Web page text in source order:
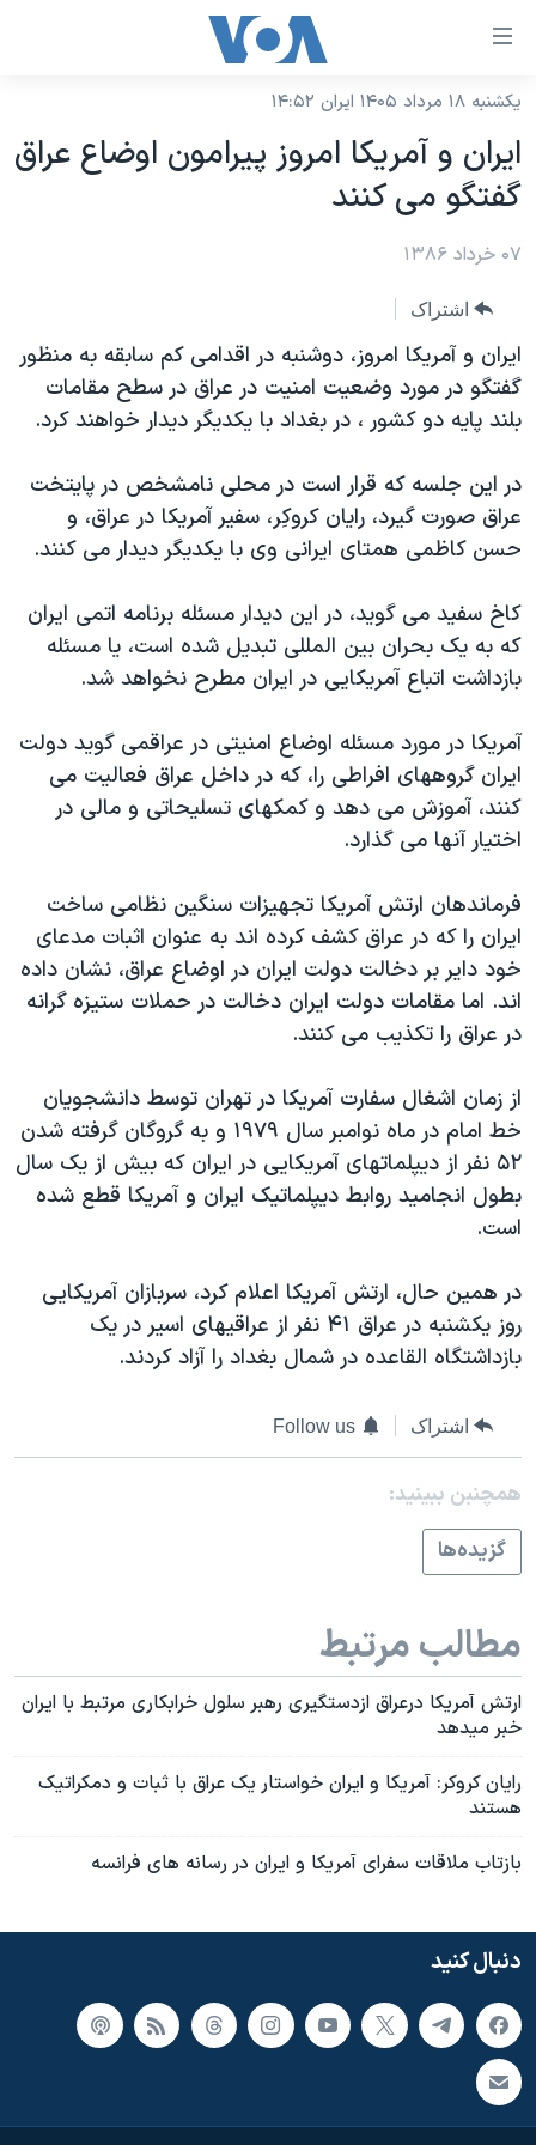
لینکهای
دسترسی
جهش
به
محتوای
اصلی
صفحه
اصلی
جهش
به
جستجو
نسخه سبک وب‌سایت
موضوع ها
ایران
آمریکا
ورزشی
گزیده‌ها
ویژه برنامه‌ها
ویدیوها
فرهنگ و زندگی
حقوق شهروندی
اقتصادی
علم و فناوری
اسرائیل در جنگ
گالری عکس
آرشیو پخش زنده
برنامه های تلویزیونی
جدول برنامه ها
صفحه‌های ویژه
جام جهانی ۲۰۲۶
عملیات خشم حماسی
بایگانی برنامه‌های تلویزیونی
مستندها
انتخابات ریاست جمهوری آمریکا ۲۰۲۴
حمله جمهوری اسلامی به اسرائیل
رمز مهسا
ورزش زنان در ایران
اعتراضات زن، زندگی، آزادی
مجموعه مستندهای دادخواهی
دادگاه حمید نوری
چهل سال گروگان‌گیری
قانون شفافیت دارائی کادر رهبری ایران
اعتراضات مردمی آبان ۹۸
نرگس محمدی برنده جایزه نوبل صلح
همایش محافظه‌کاران آمریکا «سی‌پک»
صفحه‌های ویژه
فرکانس‌های صدای آمریکا
پخش رادیویی
یادگیری زبان انگلیسی
دنبال کنید
یکشنبه ۱۸ مرداد ۱۴۰۵ ایران ۱۴:۵۲
ايران و آمريکا امروز پيرامون اوضاع عراق
گفتگو می کنند
۰۷ خرداد ۱۳۸۶
اشتراک
ايران و آمريکا امروز، دوشنبه در اقدامی کم سابقه به منظور
گفتگو در مورد وضعيت امنيت در عراق در سطح مقامات
بلند پايه دو کشور ، در بغداد با يکديگر ديدار خواهند کرد.
در اين جلسه که قرار است در محلی نامشخص در پايتخت
عراق صورت گيرد، رايان کروکِر، سفير آمريکا در عراق، و
حسن کاظمی همتای ايرانی وی با يکديگر ديدار می کنند.
کاخ سفيد می گويد، در اين ديدار مسئله برنامه اتمی ايران
که به يک بحران بين المللی تبديل شده است، يا مسئله
بازداشت اتباع آمريکايی در ايران مطرح نخواهد شد.
آمريکا در مورد مسئله اوضاع امنيتی در عراقمی گويد دولت
ايران گروههای افراطی را، که در داخل عراق فعاليت می
کنند، آموزش می دهد و کمکهای تسليحاتی و مالی در
اختيار آنها می گذارد.
فرماندهان ارتش آمريکا تجهيزات سنگين نظامی ساخت
ايران را که در عراق کشف کرده اند به عنوان اثبات مدعای
خود داير بر دخالت دولت ايران در اوضاع عراق، نشان داده
اند. اما مقامات دولت ايران دخالت در حملات ستيزه گرانه
در عراق را تکذيب می کنند.
از زمان اشغال سفارت آمريکا در تهران توسط دانشجويان
خط امام در ماه نوامبر سال ۱۹۷۹ و به گروگان گرفته شدن
۵۲ نفر از ديپلماتهای آمريکايی در ايران که بيش از يک سال
بطول انجاميد روابط ديپلماتيک ايران و آمريکا قطع شده
است.
در همين حال، ارتش آمريکا اعلام کرد، سربازان آمريکايی
روز يکشنبه در عراق ۴۱ نفر از عراقيهای اسير در يک
بازداشتگاه القاعده در شمال بغداد را آزاد کردند.
اشتراک Follow us
همچنبن ببینید:
گزيده‌ها
مطالب مرتبط
ارتش آمريکا درعراق ازدستگيری رهبر سلول خرابکاری مرتبط با ايران
خبر ميدهد
رايان کروکر: آمريکا و ايران خواستار يک عراق با ثبات و دمکراتيک
هستند
بازتاب ملاقات سفرای آمريکا و ايران در رسانه های فرانسه
دنبال کنید